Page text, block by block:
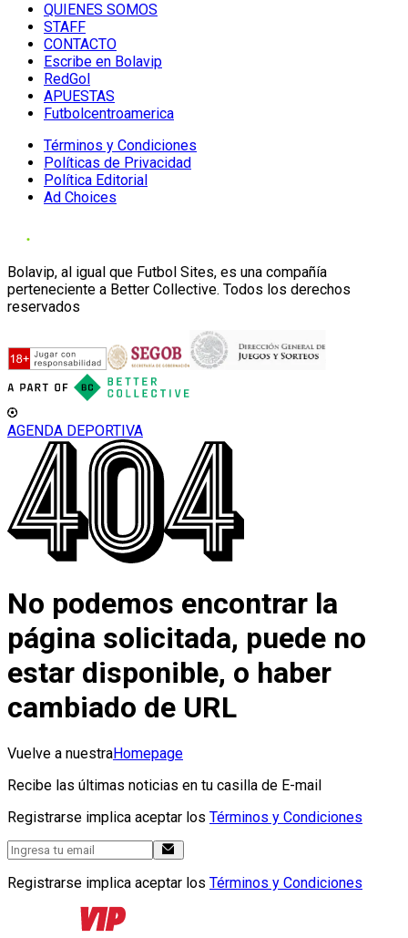
QUIENES SOMOS
STAFF
CONTACTO
Escribe en Bolavip
RedGol
APUESTAS
Futbolcentroamerica
Términos y Condiciones
Políticas de Privacidad
Política Editorial
Ad Choices
Bolavip, al igual que Futbol Sites, es una compañía
perteneciente a Better Collective. Todos los derechos
reservados
AGENDA DEPORTIVA
No podemos encontrar la
página solicitada, puede no
estar disponible, o haber
cambiado de URL
Vuelve a nuestraHomepage
Recibe las últimas noticias en tu casilla de E-mail
Registrarse implica aceptar los Términos y Condiciones
Registrarse implica aceptar los Términos y Condiciones